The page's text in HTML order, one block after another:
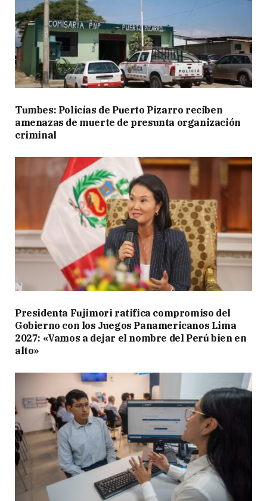
Tumbes: Policías de Puerto Pizarro reciben
amenazas de muerte de presunta organización
criminal
Presidenta Fujimori ratifica compromiso del
Gobierno con los Juegos Panamericanos Lima
2027: «Vamos a dejar el nombre del Perú bien en
alto»